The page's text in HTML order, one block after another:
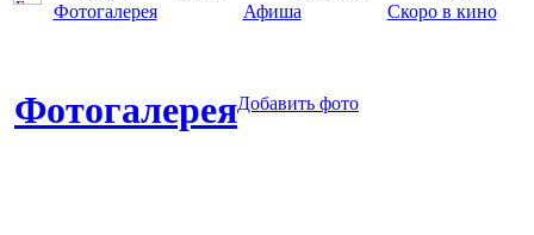
Фотогалерея Афиша Скоро в кино
ФотогалереяДобавить фото